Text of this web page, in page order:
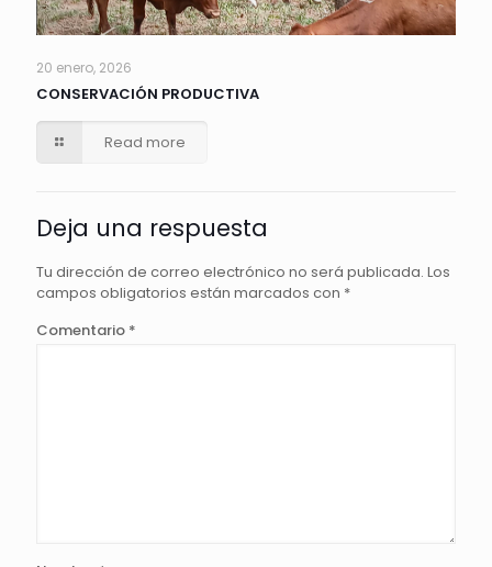
20 enero, 2026
CONSERVACIÓN PRODUCTIVA
Read more
Deja una respuesta
Tu dirección de correo electrónico no será publicada. Los
campos obligatorios están marcados con *
Comentario *